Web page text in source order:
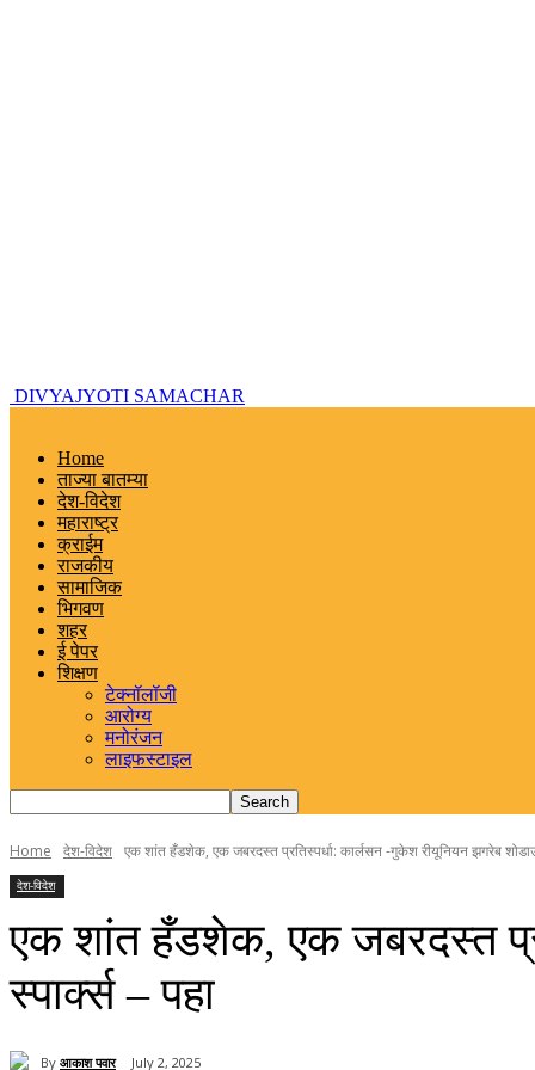
DIVYAJYOTI SAMACHAR
Home
ताज्या बातम्या
देश-विदेश
महाराष्ट्र
क्राईम
राजकीय
सामाजिक
भिगवण
शहर
ई पेपर
शिक्षण
टेक्नॉलॉजी
आरोग्य
मनोरंजन
लाइफस्टाइल
Home देश-विदेश एक शांत हँडशेक, एक जबरदस्त प्रतिस्पर्धा: कार्लसन -गुकेश रीयूनियन झगरेब
देश-विदेश
एक शांत हँडशेक, एक जबरदस्त
स्पार्क्स – पहा
By आकाश पवार July 2, 2025